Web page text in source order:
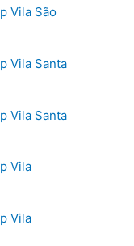
Vila São
Vila Santa
Vila Santa
Vila
Vila